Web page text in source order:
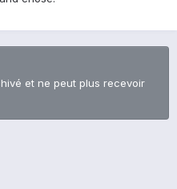
et ne peut plus recevoir